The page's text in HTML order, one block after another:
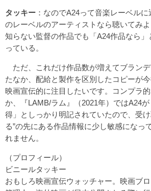
タッキー ：なのでA24って音楽レーベル
のレーベルのアーティストなら聴いてみよ
知らない監督の作品でも「A24作品なら
っている。
ただ、これだけ作品数が増えてブラン
たなか、配給と製作を区別したコピーが
映画宣伝的に注目したいです。コンプラ
か、『LAMB/ラム』（2021年）ではA24
得」としっかり明記されていたので、受
る”の先にある作品情報に少し敏感になっ
れません。
（プロフィール）
ビニールタッキー
おもしろ映画宣伝ウォッチャー。映画ブロ